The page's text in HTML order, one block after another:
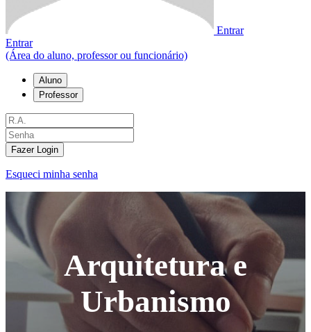
Entrar
Entrar
(Área do aluno, professor ou funcionário)
Aluno
Professor
Fazer Login
Esqueci minha senha
Arquitetura e
Urbanismo